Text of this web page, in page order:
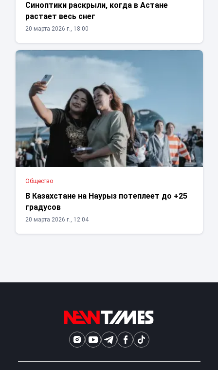
Синоптики раскрыли, когда в Астане
растает весь снег
20 марта 2026 г., 18:00
Общество
В Казахстане на Наурыз потеплеет до +25
градусов
20 марта 2026 г., 12:04